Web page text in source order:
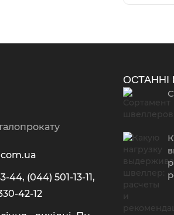
44, (044) 501-13-11,
42-12